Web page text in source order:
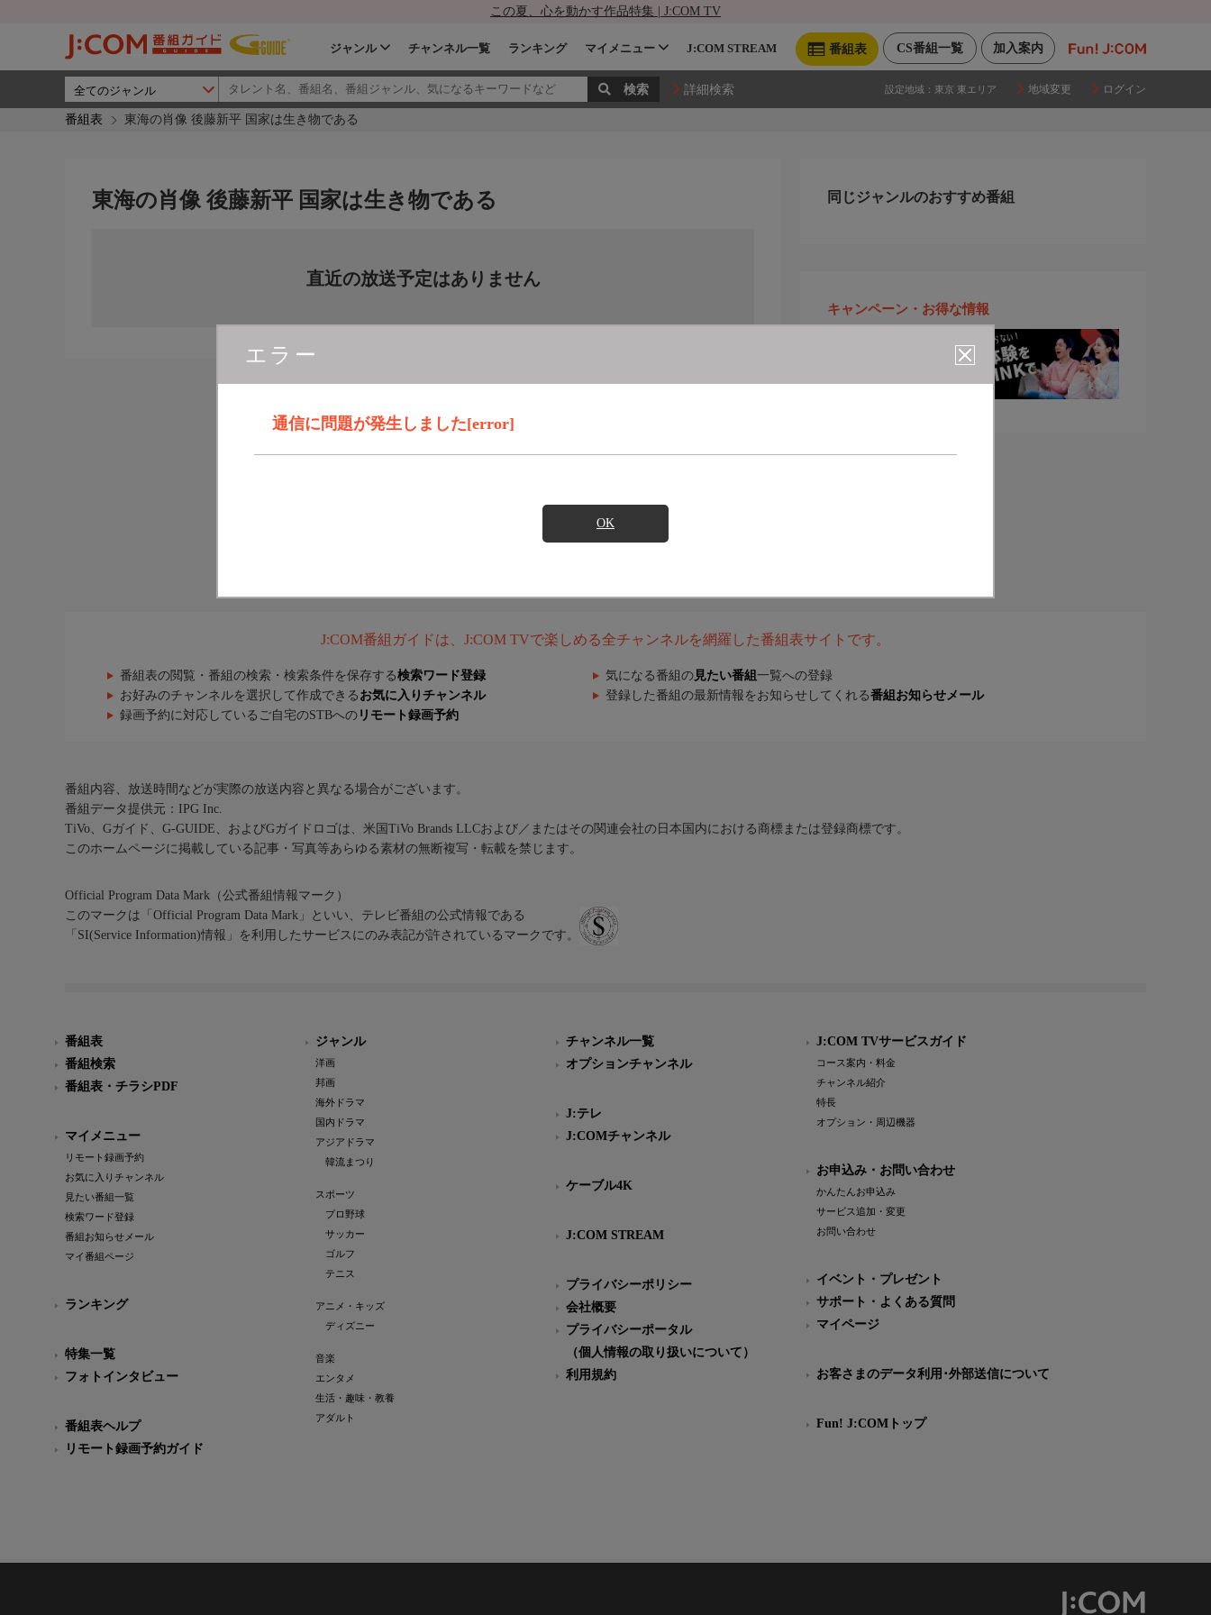
この夏、心を動かす作品特集 | J:COM TV
加入案内
CS番組一覧
番組表
ジャンル チャンネル一覧 ランキング マイメニュー J:COM STREAM
詳細検索 設定地域： 東京 東エリア 地域変更 ログイン
番組表 東海の肖像 後藤新平 国家は生き物である
エラー
通信に問題が発生しました[error]
OK
東海の肖像 後藤新平 国家は生き物である
直近の放送予定はありません
同じジャンルのおすすめ番組
キャンペーン・お得な情報
J:COM番組ガイドは、J:COM TVで楽しめる全チャンネルを網羅した番組表サイトです。
番組表の閲覧・番組の検索・検索条件を保存する検索ワード登録 気になる番組の 見たい番組 一覧への登録
お好みのチャンネルを選択して作成できる お気に入りチャンネル 登録した番組の最新情報をお知らせしてくれる番組お知らせメール
録画予約に対応しているご自宅のSTBへの リモート録画予約
番組内容、放送時間などが実際の放送内容と異なる場合がございます。
番組データ提供元：IPG Inc.
TiVo、Gガイド、G-GUIDE、およびGガイドロゴは、米国TiVo Brands LLCおよび／またはその関連会社の日本国内における商標または登録商標です。
このホームページに掲載している記事・写真等あらゆる素材の無断複写・転載を禁じます。
Official Program Data Mark（公式番組情報マーク）
このマークは「Official Program Data Mark」といい、テレビ番組の公式情報である
「SI(Service Information)情報」を利用したサービスにのみ表記が許されているマークです。
番組表
番組検索
番組表・チラシPDF
マイメニュー
リモート録画予約
お気に入りチャンネル
見たい番組一覧
検索ワード登録
番組お知らせメール
マイ番組ページ
ランキング
特集一覧
フォトインタビュー
番組表ヘルプ
リモート録画予約ガイド
ジャンル
洋画
邦画
海外ドラマ
国内ドラマ
アジアドラマ
韓流まつり
スポーツ
プロ野球
サッカー
ゴルフ
テニス
アニメ・キッズ
ディズニー
音楽
エンタメ
生活・趣味・教養
アダルト
チャンネル一覧
オプションチャンネル
J:テレ
J:COMチャンネル
ケーブル4K
J:COM STREAM
プライバシーポリシー
会社概要
プライバシーポータル
（個人情報の取り扱いについて）
利用規約
J:COM TVサービスガイド
コース案内・料金
チャンネル紹介
特長
オプション・周辺機器
お申込み・お問い合わせ
かんたんお申込み
サービス追加・変更
お問い合わせ
イベント・プレゼント
サポート・よくある質問
マイページ
お客さまのデータ利用･外部送信について
Fun! J:COMトップ